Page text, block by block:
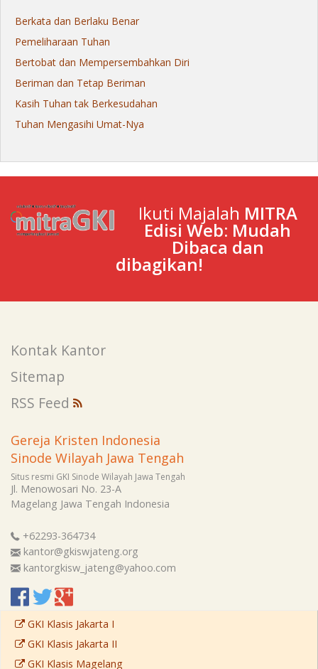
Berkata dan Berlaku Benar
Pemeliharaan Tuhan
Bertobat dan Mempersembahkan Diri
Beriman dan Tetap Beriman
Kasih Tuhan tak Berkesudahan
Tuhan Mengasihi Umat-Nya
Ikuti Majalah MITRA
Edisi Web: Mudah
Dibaca dan
dibagikan!
Kontak Kantor
Sitemap
RSS Feed
Gereja Kristen Indonesia
Sinode Wilayah Jawa Tengah
Situs resmi GKI Sinode Wilayah Jawa Tengah
Jl. Menowosari No. 23-A
Magelang Jawa Tengah Indonesia
+62293-364734
kantor@gkiswjateng.org
kantorgkisw_jateng@yahoo.com
GKI Klasis Jakarta I
GKI Klasis Jakarta II
GKI Klasis Magelang